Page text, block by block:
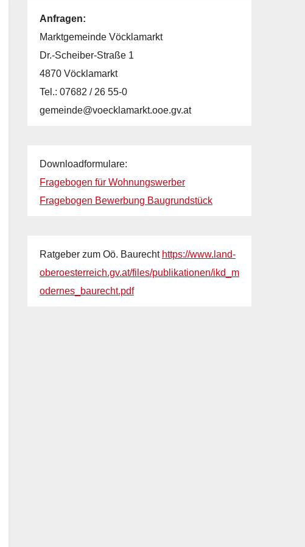
Anfragen:
Marktgemeinde Vöcklamarkt
Dr.-Scheiber-Straße 1
4870 Vöcklamarkt
Tel.: 07682 / 26 55-0
gemeinde@voecklamarkt.ooe.gv.at
Downloadformulare:
Fragebogen für Wohnungswerber
Fragebogen Bewerbung Baugrundstück
Ratgeber zum Oö. Baurecht https://www.land-
oberoesterreich.gv.at/files/publikationen/ikd_m
odernes_baurecht.pdf